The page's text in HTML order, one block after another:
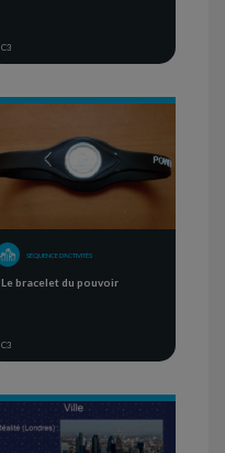
C3
SÉQUENCE D'ACTIVITÉS
Le bracelet du pouvoir
C3